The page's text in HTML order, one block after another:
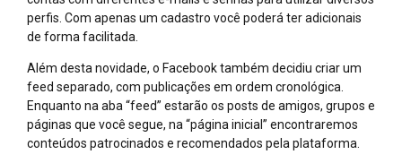
perfis. Com apenas um cadastro você poderá ter adicionais
de forma facilitada.
Além desta novidade, o Facebook também decidiu criar um
feed separado, com publicações em ordem cronológica.
Enquanto na aba “feed” estarão os posts de amigos, grupos e
páginas que você segue, na “página inicial” encontraremos
conteúdos patrocinados e recomendados pela plataforma.